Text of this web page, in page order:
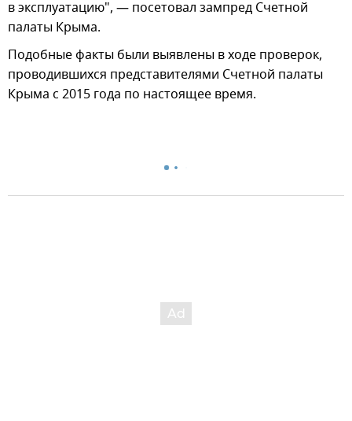
в эксплуатацию", — посетовал зампред Счетной
палаты Крыма.
Подобные факты были выявлены в ходе проверок,
проводившихся представителями Счетной палаты
Крыма с 2015 года по настоящее время.